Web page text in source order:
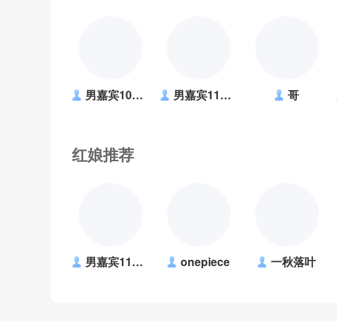
男嘉宾1034226 男嘉宾1183318 哥
红娘推荐
男嘉宾1183318 onepiece 一秋落叶